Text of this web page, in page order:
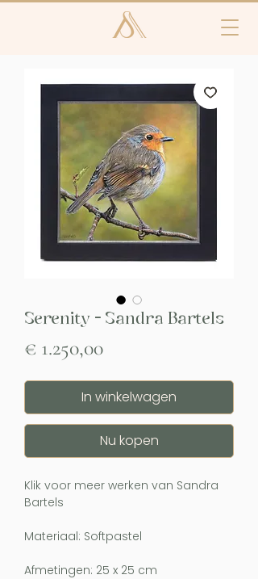
Serenity - Sandra Bartels
€ 1.250,00Prijs
In winkelwagen
Nu kopen
Klik voor meer werken van Sandra
Bartels
Materiaal: Softpastel
Afmetingen: 25 x 25 cm